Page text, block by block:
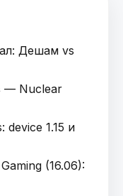
Дешам vs
— Nuclear
1.15 и
(16.06):